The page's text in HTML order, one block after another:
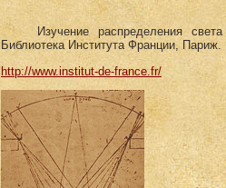
Изучение распределения
Библиотека Института Франции, Париж.
http://www.institut-de-france.fr/